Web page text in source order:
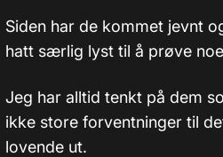
Siden har de kommet jevnt
hatt særlig lyst til å prøve
Jeg har alltid tenkt på dem
ikke store forventninger til
lovende ut.